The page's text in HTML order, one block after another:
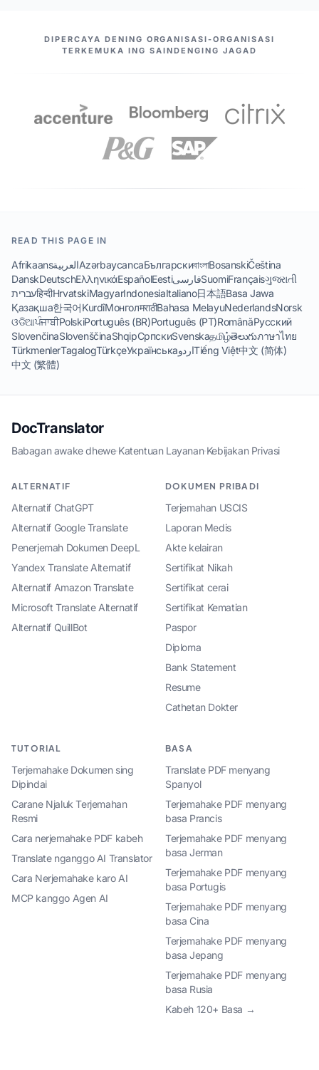
MITRA KITADIPERCAYA DENING ORGANISASI-ORGANISASI
TERKEMUKA ING SAINDENGING JAGAD
READ THIS PAGE IN
AfrikaansالعربيةAzərbaycancaБългарскиবাংলাBosanskiČeština
DanskDeutschΕλληνικάEspañolEestiفارسیSuomiFrançaisગુજરાતી
עבריתहिन्दीHrvatskiMagyarIndonesiaItaliano日本語Basa Jawa
Қазақша한국어KurdîМонголमराठीBahasa MelayuNederlandsNorsk
ଓଡିଆਪੰਜਾਬੀPolskiPortuguês (BR)Português (PT)RomânăРусский
SlovenčinaSlovenščinaShqipСрпскиSvenskaதமிழ்తెలుగుภาษาไทย
TürkmenlerTagalogTürkçeУкраїнськаاردوTiếng Việt中文 (简体)
中文 (繁體)
DocTranslator
Babagan awake dhewe·Katentuan Layanan·Kebijakan Privasi
ALTERNATIF
Alternatif ChatGPT
Alternatif Google Translate
Penerjemah Dokumen DeepL
Yandex Translate Alternatif
Alternatif Amazon Translate
Microsoft Translate Alternatif
Alternatif QuillBot
DOKUMEN PRIBADI
Terjemahan USCIS
Laporan Medis
Akte kelairan
Sertifikat Nikah
Sertifikat cerai
Sertifikat Kematian
Paspor
Diploma
Bank Statement
Resume
Cathetan Dokter
TUTORIAL
Terjemahake Dokumen sing
Dipindai
Carane Njaluk Terjemahan
Resmi
Cara nerjemahake PDF kabeh
Translate nganggo AI Translator
Cara Nerjemahake karo AI
MCP kanggo Agen AI
BASA
Translate PDF menyang
Spanyol
Terjemahake PDF menyang
basa Prancis
Terjemahake PDF menyang
basa Jerman
Terjemahake PDF menyang
basa Portugis
Terjemahake PDF menyang
basa Cina
Terjemahake PDF menyang
basa Jepang
Terjemahake PDF menyang
basa Rusia
Kabeh 120+ Basa →